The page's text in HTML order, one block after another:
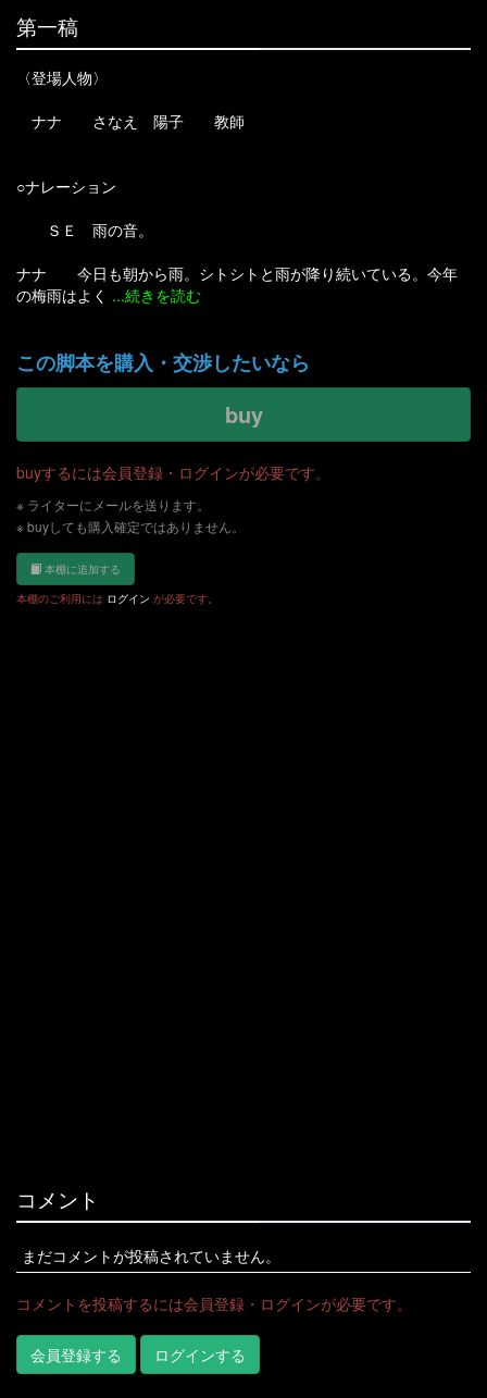
第一稿
〈登場人物〉
ナナ さなえ 陽子 教師
○ナレーション
ＳＥ 雨の音。
ナナ 今日も朝から雨。シトシトと雨が降り続いている。今年
の梅雨はよく ...続きを読む
この脚本を購入・交渉したいなら
buy
buyするには会員登録・ログインが必要です。
※ ライターにメールを送ります。
※ buyしても購入確定ではありません。
本棚に追加する
本棚のご利用には ログイン が必要です。
コメント
まだコメントが投稿されていません。
コメントを投稿するには会員登録・ログインが必要です。
会員登録する ログインする